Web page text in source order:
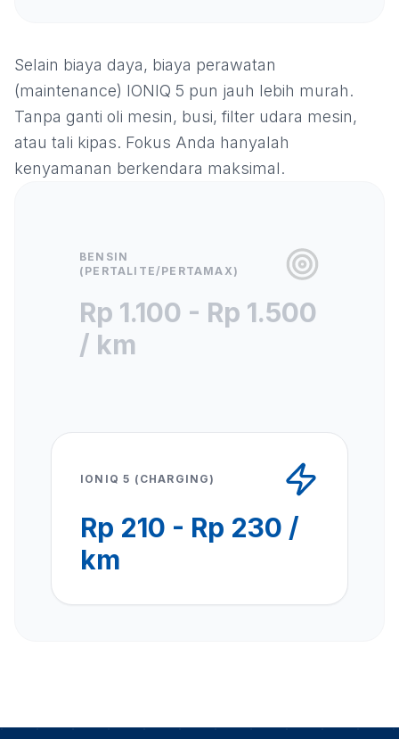
Selain biaya daya, biaya perawatan
(maintenance) IONIQ 5 pun jauh lebih murah.
Tanpa ganti oli mesin, busi, filter udara mesin,
atau tali kipas. Fokus Anda hanyalah
kenyamanan berkendara maksimal.
BENSIN
(PERTALITE/PERTAMAX)
Rp 1.100 - Rp 1.500
/ km
IONIQ 5 (CHARGING)
Rp 210 - Rp 230 /
km